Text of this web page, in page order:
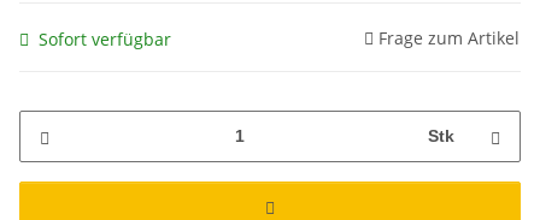
Sofort verfügbar Frage zum Artikel
Stk